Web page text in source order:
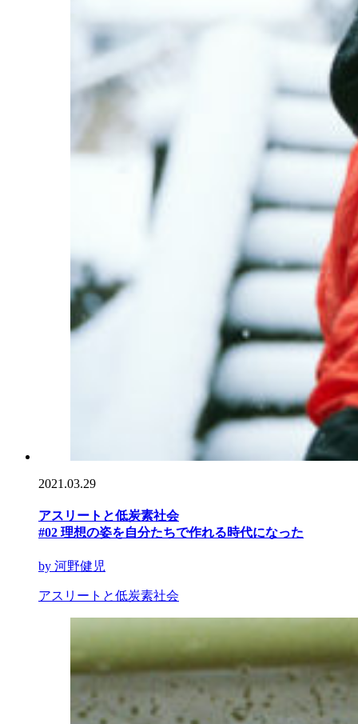
2021.03.29
アスリートと低炭素社会
#02 理想の姿を自分たちで作れる時代になった
by 河野健児
アスリートと低炭素社会